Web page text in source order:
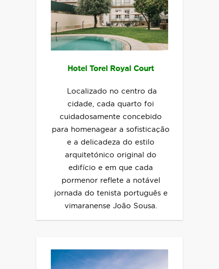
Hotel Torel Royal Court
Localizado no centro da
cidade, cada quarto foi
cuidadosamente concebido
para homenagear a sofisticação
e a delicadeza do estilo
arquitetónico original do
edifício e em que cada
pormenor reflete a notável
jornada do tenista português e
vimaranense João Sousa.